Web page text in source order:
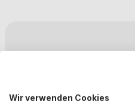
Bewertungen
Wir verwenden Cookies